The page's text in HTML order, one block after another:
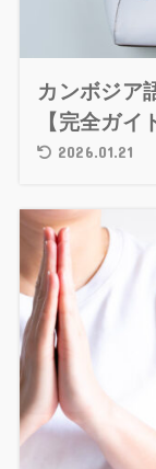
カンボジア
【完全ガイ
2026.01.21